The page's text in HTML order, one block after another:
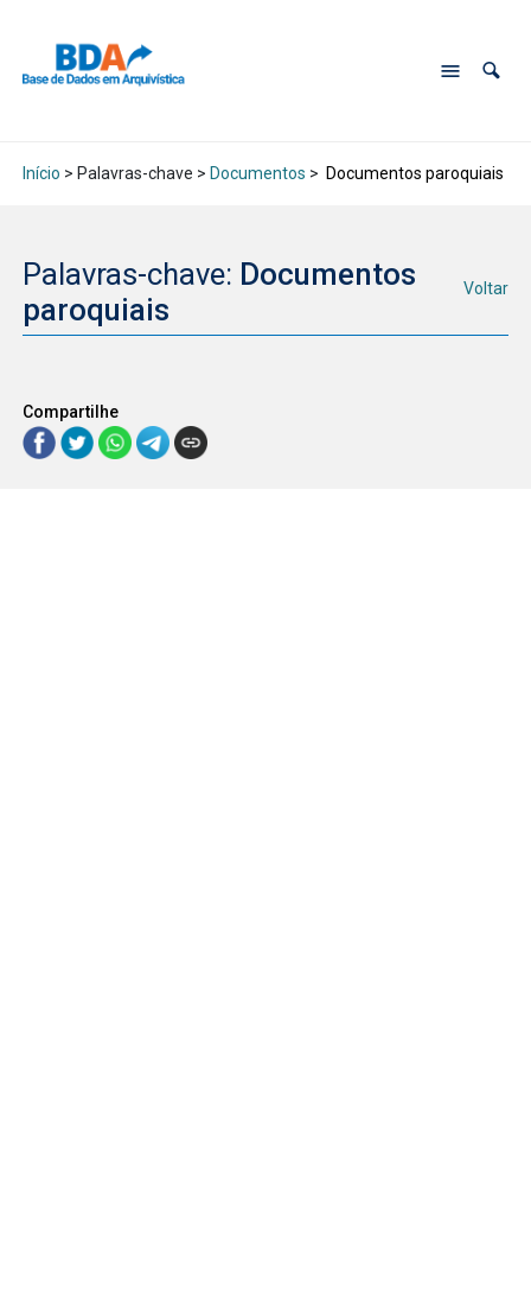
Início > Palavras-chave > Documentos > Documentos paroquiais
Palavras-chave: Documentos
paroquiais
Voltar
Compartilhe